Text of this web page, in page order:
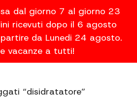
dal giorno 7 al giorno 23
ricevuti dopo il 6 agosto
da Lunedi 24 agosto.
vacanze a tutti!
“disidratatore”